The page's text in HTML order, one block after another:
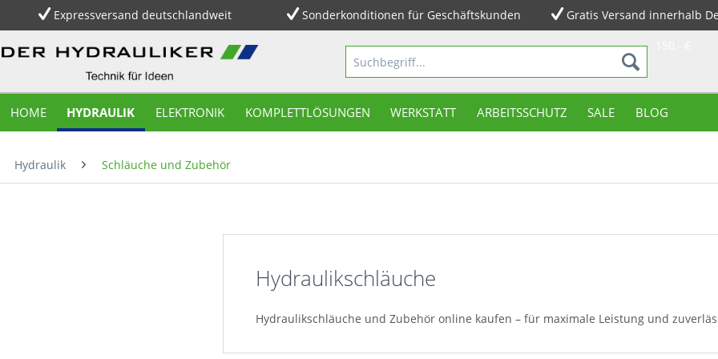
Expressversand deutschlandweit Sonderkonditionen für Geschäftskunden
Gratis Versand innerhalb
HOME HYDRAULIK ELEKTRONIK KOMPLETTLÖSUNGEN WERKSTATT ARBEITSSCHUTZ SALE BLOG
Hydraulik Schläuche und Zubehör
Hydraulikschläuche
Hydraulikschläuche und Zubehör online kaufen – für maximale Leistung und